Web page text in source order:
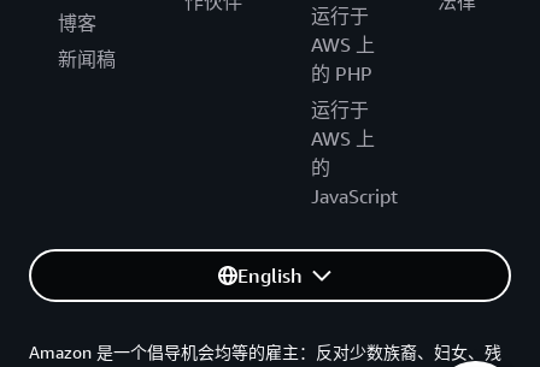
博客
新闻稿
运行于
AWS 上
的 PHP
运行于
AWS 上
的
JavaScript
English
Amazon 是一个倡导机会均等的雇主：反对少数族裔、妇女、残